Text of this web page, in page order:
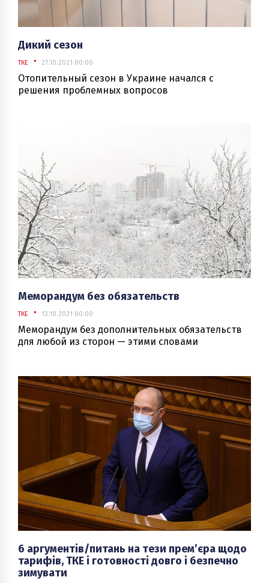
Дикий сезон
ТКЕ 27.10.2021 00:00
Отопительный сезон в Украине начался с
решения проблемных вопросов
Меморандум без обязательств
ТКЕ 13.10.2021 00:00
Меморандум без дополнительных обязательств
для любой из сторон — этими словами
взаимопонимании относительно
урегулирования проблемных вопросов в сфере
поставок тепловой энергии и горячей воды в
отопительном сезоне 2021-2022 гг., подписанного
в присутствии Президента Украины на
Конгрессе местных и региональных властей 30
сентября 2021 г.
6 аргументів/питань на тези прем’єра щодо
тарифів, ТКЕ і готовності довго і безпечно
зимувати